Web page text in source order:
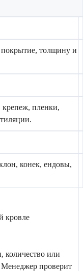
толщину и
пленки,
конек, ендовы,
кровле
количество или
Менеджер проверит